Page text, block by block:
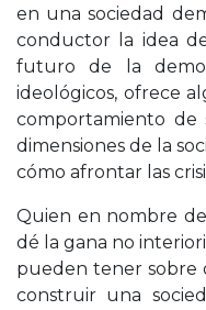
en una sociedad
conductor la idea
futuro de la
ideológicos, ofrece
comportamiento de
dimensiones de la
cómo afrontar las
Quien en nombre
dé la gana no
pueden tener sobre
construir una